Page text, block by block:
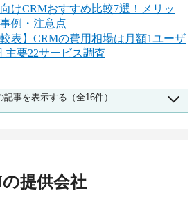
けCRMおすすめ比較7選！メリッ
例・注意点
較表】CRMの費用相場は月額1ユーザ
主要22サービス調査
界に導入が進むCRMのすべてを徹
すすめシステム・活用方法
比較おすすめ23選 最新人気ランキ
び方、料金相場
記事を表示する（全16件）
の提供会社